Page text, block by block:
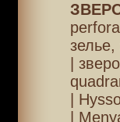
зелье,
|
|
|